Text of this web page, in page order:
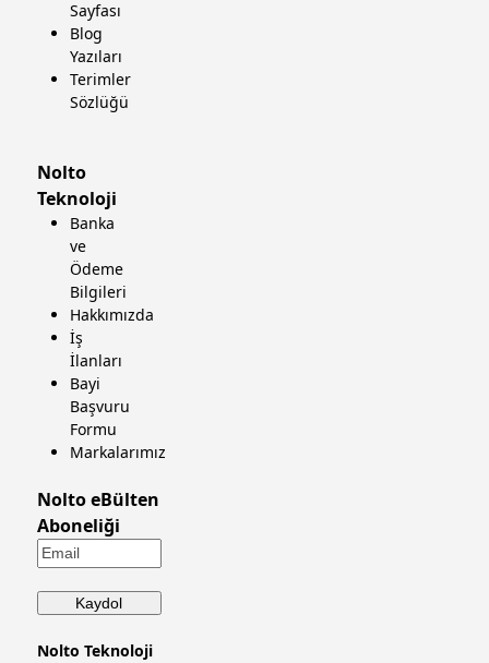
Sayfası
Blog
Yazıları
Terimler
Sözlüğü
Nolto
Teknoloji
Banka
ve
Ödeme
Bilgileri
Hakkımızda
İş
İlanları
Bayi
Başvuru
Formu
Markalarımız
Nolto eBülten
Aboneliği
Nolto Teknoloji